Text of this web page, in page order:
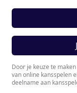
HC
717
1:39:37
792
1:51:34
HC
Door je keuze te
van online kansspelen
deelname aan